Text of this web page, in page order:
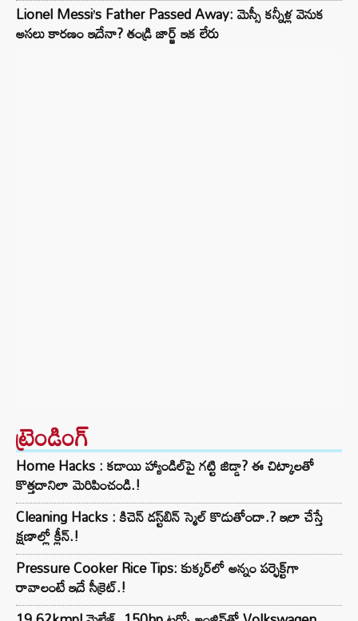
Lionel Messi’s Father Passed Away: మెస్సీ కన్నీళ్ల వెనుక
అసలు కారణం ఇదేనా? తండ్రి జార్జ్ ఇక లేరు
ట్రెండింగ్‌
Home Hacks : కడాయి హ్యాండిల్‌పై గట్టి జిడ్డా? ఈ చిట్కాలతో
కొత్తదానిలా మెరిపించండి.!
Cleaning Hacks : కిచెన్ డస్ట్‌బిన్ స్మెల్ కొడుతోందా.? ఇలా చేస్తే
క్షణాల్లో క్లీన్.!
Pressure Cooker Rice Tips: కుక్కర్‌లో అన్నం పర్ఫెక్ట్‌గా
రావాలంటే ఇదే సీక్రెట్.!